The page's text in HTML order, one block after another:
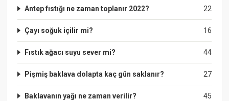
22
Antep fıstığı ne zaman toplanır 2022?
16
Çayı soğuk içilir mi?
44
Fıstık ağacı suyu sever mi?
27
Pişmiş baklava dolapta kaç gün saklanır?
45
Baklavanın yağı ne zaman verilir?